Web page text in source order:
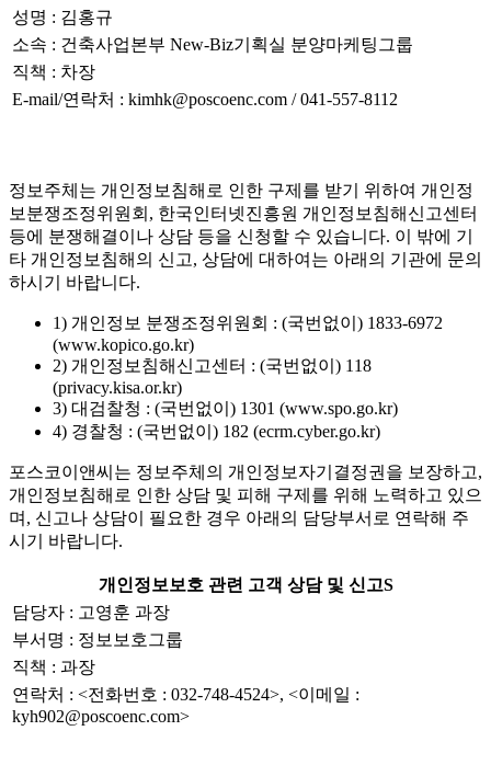
성명 : 김홍규
소속 : 건축사업본부 New-Biz기획실 분양마케팅그룹
직책 : 차장
E-mail/연락처 : kimhk@poscoenc.com / 041-557-8112
정보주체는 개인정보침해로 인한 구제를 받기 위하여 개인정
보분쟁조정위원회, 한국인터넷진흥원 개인정보침해신고센터
등에 분쟁해결이나 상담 등을 신청할 수 있습니다. 이 밖에 기
타 개인정보침해의 신고, 상담에 대하여는 아래의 기관에 문의
하시기 바랍니다.
1) 개인정보 분쟁조정위원회 : (국번없이) 1833-6972
(www.kopico.go.kr)
2) 개인정보침해신고센터 : (국번없이) 118
(privacy.kisa.or.kr)
3) 대검찰청 : (국번없이) 1301 (www.spo.go.kr)
4) 경찰청 : (국번없이) 182 (ecrm.cyber.go.kr)
포스코이앤씨는 정보주체의 개인정보자기결정권을 보장하고,
개인정보침해로 인한 상담 및 피해 구제를 위해 노력하고 있으
며, 신고나 상담이 필요한 경우 아래의 담당부서로 연락해 주
시기 바랍니다.
개인정보보호 관련 고객 상담 및 신고S
담당자 : 고영훈 과장
부서명 : 정보보호그룹
직책 : 과장
연락처 : <전화번호 : 032-748-4524>, <이메일 :
kyh902@poscoenc.com>